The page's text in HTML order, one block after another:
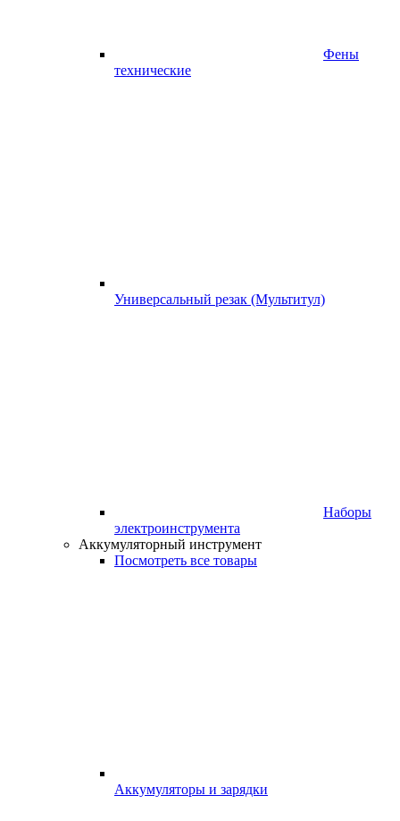
Фены
технические
Универсальный резак (Мультитул)
Наборы
электроинструмента
Аккумуляторный инструмент
Посмотреть все товары
Аккумуляторы и зарядки